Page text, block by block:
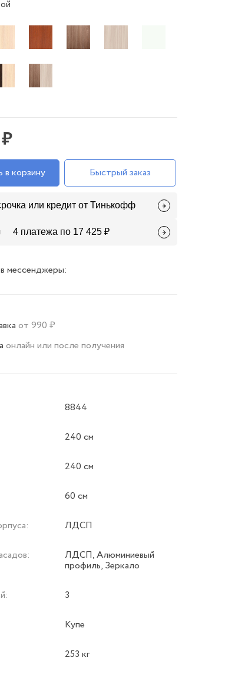
в корзину Быстрый заказ
или кредит от Тинькофф
4 платежа по 17 425 ₽
мессенджеры:
от 990 ₽
онлайн или после получения
8844
240 см
240 см
60 см
ЛДСП
ЛДСП, Алюминиевый
профиль, Зеркало
3
Купе
253 кг